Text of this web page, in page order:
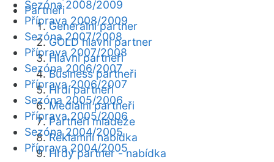
Partneři
Generální partner
GOLD hlavní partner
Hlavní partneři
Business partneři
Hrdí partneři
Mediální partneři
Partneři mládeže
Reklamní nabídka
Hrdý partner - nabídka
Sezóna 2008/2009
Příprava 2008/2009
Sezóna 2007/2008
Příprava 2007/2008
Sezóna 2006/2007
Příprava 2006/2007
Sezóna 2005/2006
Příprava 2005/2006
Sezóna 2004/2005
Příprava 2004/2005